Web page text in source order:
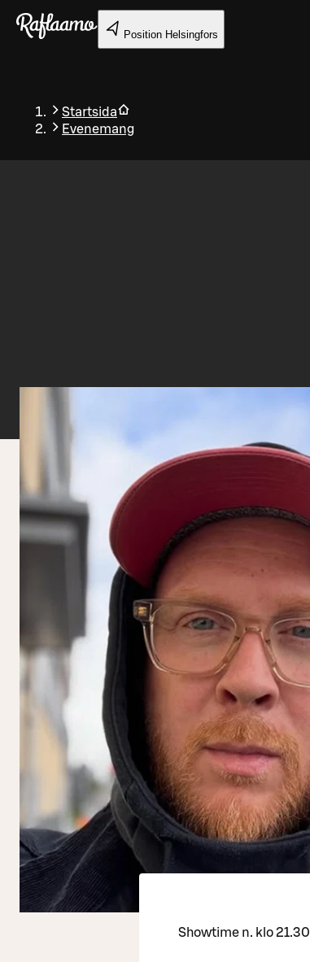
Gå till huvudinnehållet
Position Helsingfors
Startsida
Evenemang
Tillbaka
Showtime n. klo 21.30